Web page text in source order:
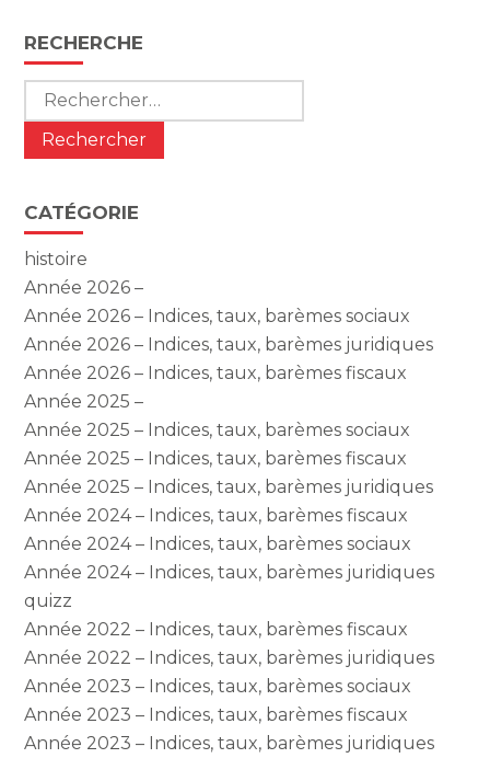
Blog
sidebar
RECHERCHE
Rechercher :
CATÉGORIE
histoire
Année 2026 –
Année 2026 – Indices, taux, barèmes sociaux
Année 2026 – Indices, taux, barèmes juridiques
Année 2026 – Indices, taux, barèmes fiscaux
Année 2025 –
Année 2025 – Indices, taux, barèmes sociaux
Année 2025 – Indices, taux, barèmes fiscaux
Année 2025 – Indices, taux, barèmes juridiques
Année 2024 – Indices, taux, barèmes fiscaux
Année 2024 – Indices, taux, barèmes sociaux
Année 2024 – Indices, taux, barèmes juridiques
quizz
Année 2022 – Indices, taux, barèmes fiscaux
Année 2022 – Indices, taux, barèmes juridiques
Année 2023 – Indices, taux, barèmes sociaux
Année 2023 – Indices, taux, barèmes fiscaux
Année 2023 – Indices, taux, barèmes juridiques